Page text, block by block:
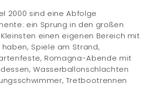
2000 sind eine Abfolge
ein Sprung in den großen
einen eigenen Bereich mit
Spiele am Strand,
Romagna-Abende mit
Wasserballonschlachten
Tretbootrennen